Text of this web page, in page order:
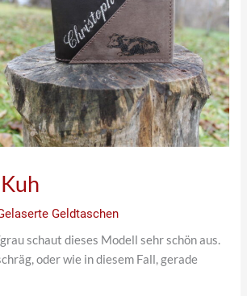
Geldtaschen
schaut dieses Modell sehr schön aus.
oder wie in diesem Fall, gerade